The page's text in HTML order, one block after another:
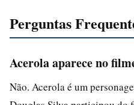
Perguntas
Acerola aparece no
Não. Acerola é um